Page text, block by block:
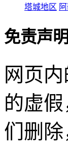
塔城地区
免责声明
网页
的虚
们删